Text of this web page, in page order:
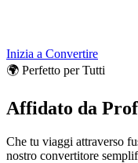
Inizia a Convertire
🌍 Perfetto per Tutti
Affidato da
Che tu viaggi attraverso
nostro convertitore